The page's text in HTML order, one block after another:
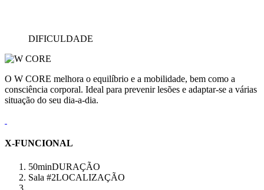
DIFICULDADE
O W CORE melhora o equilíbrio e a mobilidade, bem como a
consciência corporal. Ideal para prevenir lesões e adaptar-se a várias
situação do seu dia-a-dia.
X-FUNCIONAL
50minDURAÇÃO
Sala #2LOCALIZAÇÃO